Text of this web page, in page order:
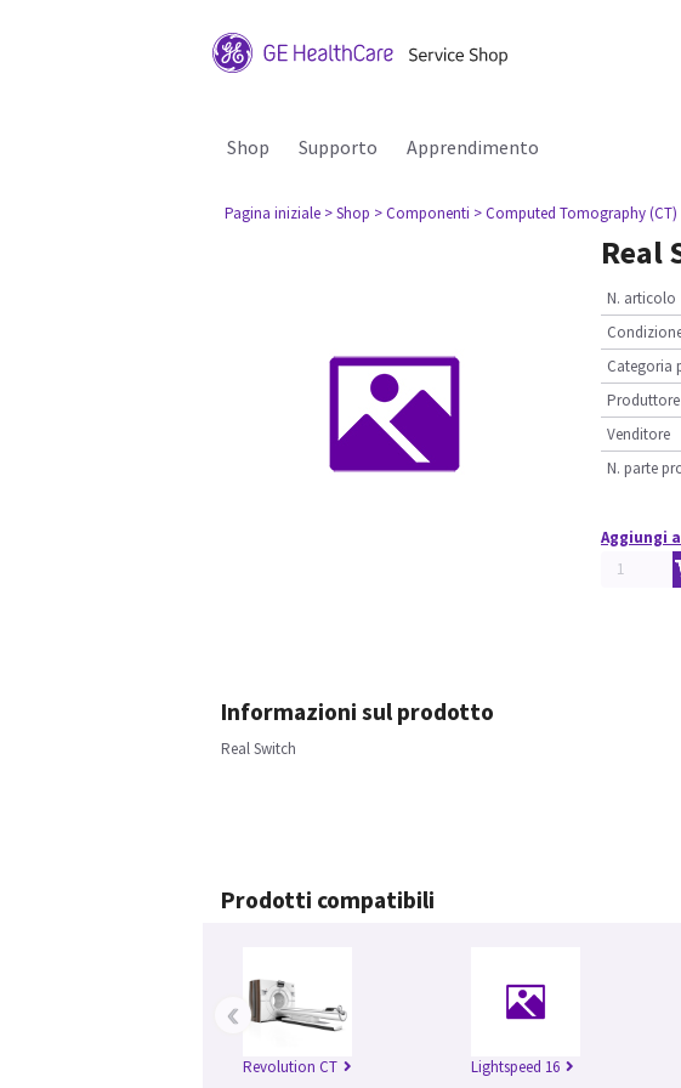
Shop Supporto Apprendimento
Pagina iniziale > Shop > Componenti > Computed Tomography (CT)
Real
N. articolo
Categoria
Produttore
Venditore
N. parte
Aggiungi
Informazioni sul prodotto
Real Switch
Prodotti compatibili
Revolution CT Lightspeed 16
‹